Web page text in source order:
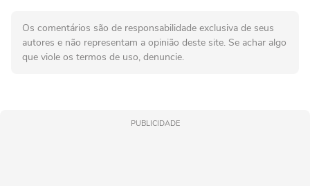
Os comentários são de responsabilidade exclusiva de seus
autores e não representam a opinião deste site. Se achar algo
que viole os termos de uso, denuncie.
PUBLICIDADE